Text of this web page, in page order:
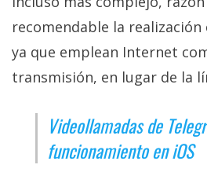
/
Publicidad
/
Cambiar
opciones
privacidad
Aviso
recomendable la realización
ya que emplean Internet
transmisión, en lugar de la
Videollamadas de
funcionamiento en iOS